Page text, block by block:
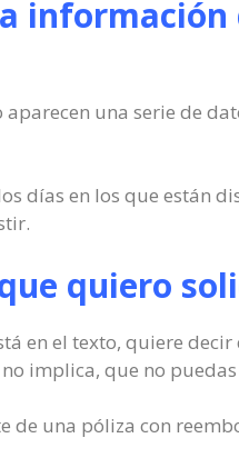
una serie de
días en los que están
quiero
en el texto, quiere
implica, que no
de una póliza con